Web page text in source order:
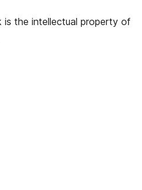
is the intellectual property of